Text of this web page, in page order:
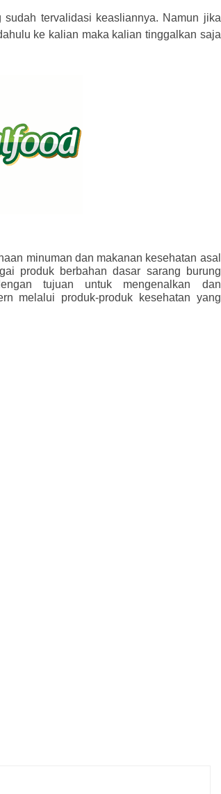
tervalidasi keasliannya. Namun jika
ke kalian maka kalian tinggalkan saja
minuman dan makanan kesehatan asal
produk berbahan dasar sarang burung
tujuan untuk mengenalkan dan
melalui produk-produk kesehatan yang